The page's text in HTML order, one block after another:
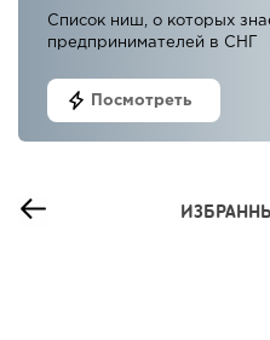
Список ниш, о которых
предпринимателей в СНГ
Посмотреть